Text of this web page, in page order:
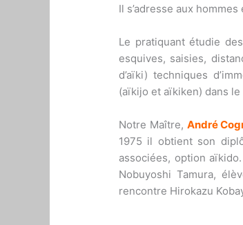
Il s’adresse aux
Le pratiquant étudie des
esquives, saisies,
d’aïki) techniques
(aïkijo et aïkiken) dans
Notre Maître, André
1975 il obtient son
associées, option
Nobuyoshi Tamura,
rencontre Hirokazu